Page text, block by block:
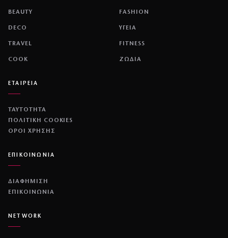
BEAUTY FASHION
DECO ΥΓΕΙΑ
TRAVEL FITNESS
COOK ΖΩΔΙΑ
ΕΤΑΙΡΕΙΑ
ΤΑΥΤΟΤΗΤΑ
ΠΟΛΙΤΙΚΉ COOKIES
ΌΡΟΙ ΧΡΉΣΗΣ
ΕΠΙΚΟΙΝΩΝΙΑ
ΔΙΑΦΗΜΙΣΗ
ΕΠΙΚΟΙΝΩΝΙΑ
NETWORK